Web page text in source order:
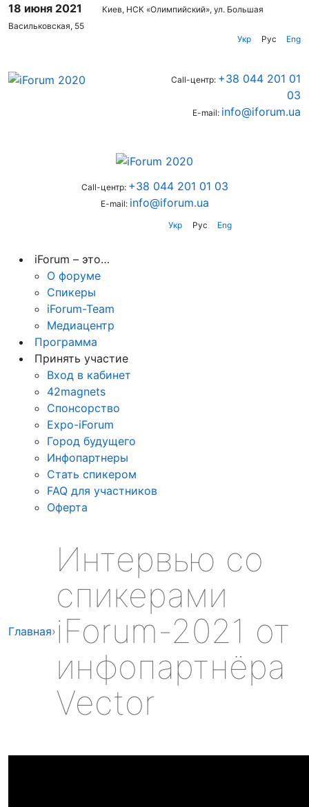
18 июня 2021
Киев, НСК «Олимпийский», ул. Большая
Васильковская, 55
Укр
Рус Eng
Call-центр: +38 044 201 01
03
E-mail: info@iforum.ua
Call-центр: +38 044 201 01 03
E-mail: info@iforum.ua
Укр Рус Eng
iForum – это…
О форуме
Спикеры
iForum-Team
Медиацентр
Программа
Принять участие
Вход в кабинет
42magnets
Спонсорство
Expo-iForum
Город будущего
Инфопартнеры
Стать спикером
FAQ для участников
Оферта
Главная›
Интервью со
спикерами
iForum-2021 от
инфопартнёра
Vector